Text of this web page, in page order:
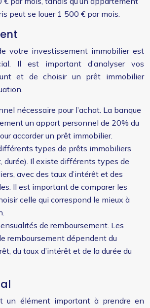
peut se louer 1 500 € par mois.
votre investissement immobilier est
Il est important d’analyser vos
et de choisir un prêt immobilier
nécessaire pour l’achat. La banque
un apport personnel de 20% du
accorder un prêt immobilier.
types de prêts immobiliers
durée). Il existe différents types de
avec des taux d’intérêt et des
Il est important de comparer les
celle qui correspond le mieux à
de remboursement. Les
remboursement dépendent du
du taux d’intérêt et de la durée du
un élément important à prendre en